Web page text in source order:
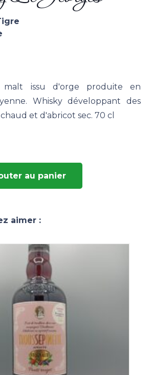
malt issu d'orge produite en
Whisky développant des
et d'abricot sec. 70 cl
au panier
aimer :